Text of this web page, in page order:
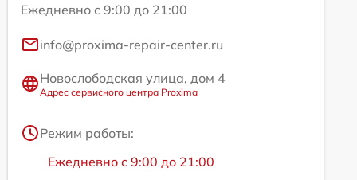
Ежедневно с 9:00 до 21:00
info@proxima-repair-center.ru
Новослободская улица, дом 4
Адрес сервисного центра Proxima
Режим работы:
Ежедневно с 9:00 до 21:00